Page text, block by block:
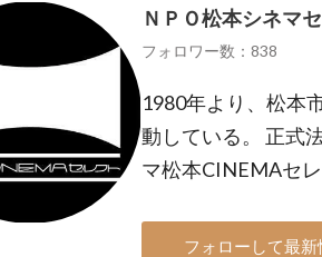
ＮＰＯ松本シネマ
フォロワー数：838
1980年より、松本
動している。 正式
マ松本CINEMAセ
フォローして最